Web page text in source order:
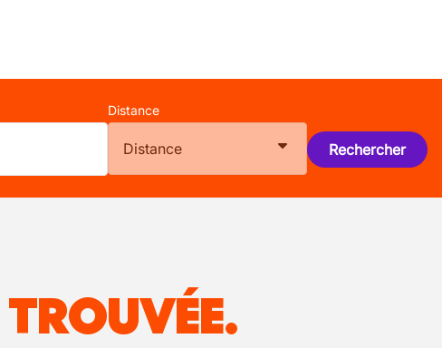
Distance
Distance Rechercher